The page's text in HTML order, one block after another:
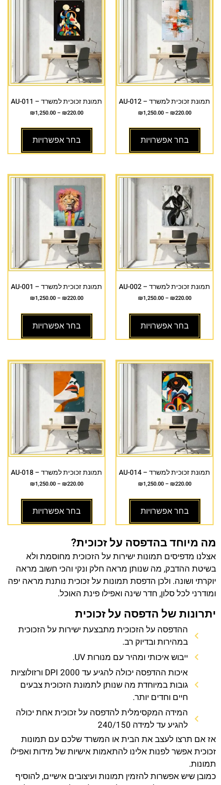
תמונת זכוכית למשרד – AU-012
₪220.00
–
₪1,250.00
בחר אפשרויות
תמונת זכוכית למשרד – AU-011
₪220.00
–
₪1,250.00
בחר אפשרויות
תמונת זכוכית למשרד – AU-002
₪220.00
–
₪1,250.00
בחר אפשרויות
תמונת זכוכית למשרד – AU-001
₪220.00
–
₪1,250.00
בחר אפשרויות
תמונת זכוכית למשרד – AU-014
₪220.00
–
₪1,250.00
בחר אפשרויות
תמונת זכוכית למשרד – AU-018
₪220.00
–
₪1,250.00
בחר אפשרויות
מה מיוחד בהדפסה על זכוכית?
אצלנו מדפיסים תמונות ישירות על הזכוכית מחוסמת ולא
בשיטת ההדבק, מה שנותן מראה חלק ונקי והכי חשוב מראה
יוקרתי ושונה. ולכן הדפסת תמונות על זכוכית נותנת מראה יפה
ומודרני לכל סלון, חדר שינה ואפילו פינת האוכל.
יתרונות של הדפסה על זכוכית
ההדפסה על הזכוכית מתבצעת ישירות על הזכוכית
במהירות ובדיוק רב.
ייבוש איכותי ומהיר עם מנורות UV.
איכות ההדפסה יכולה להגיע עד 2000 DPI ורזולוציות
גובות במיוחדת מה שנותן לתמונת הזכוכית צבעים
חיים וחדים יותר.
המידה המקסימלית להדפסה על זכוכית אחת יכולה
להגיע עד למידה 240/150
אז אם תרצו לעצב את הבית או המשרד שלכם עם תמונות
זכוכית אפשר לפנות אלינו להתאמות אישיות של מידות ואפילו
תמונות.
כמובן שיש אפשרות להזמין תמונות ועיצובים אישיים, להוסיף